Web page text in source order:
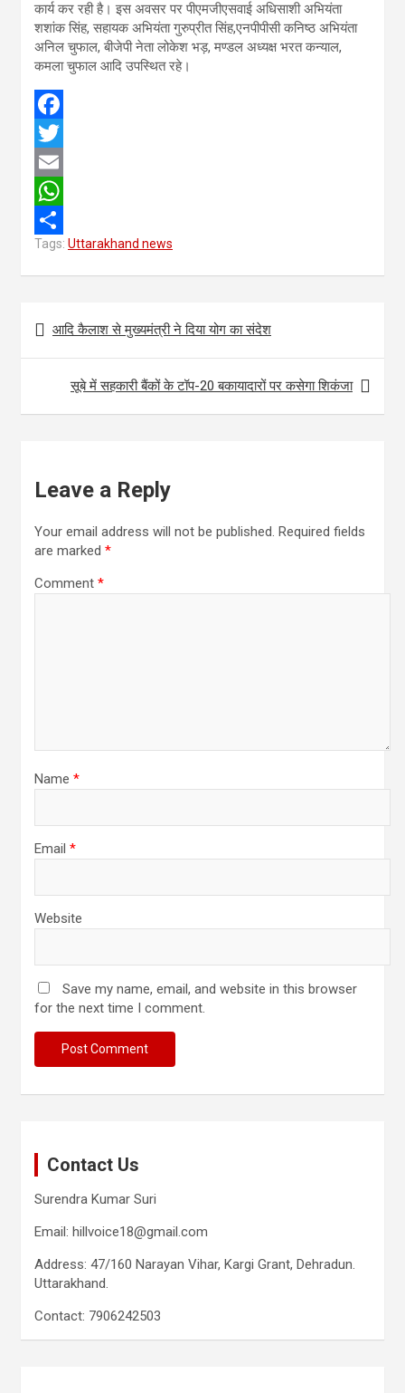
कार्य कर रही है। इस अवसर पर पीएमजीएसवाई अधिसाशी अभियंता
शशांक सिंह, सहायक अभियंता गुरुप्रीत सिंह,एनपीपीसी कनिष्ठ अभियंता
अनिल चुफाल, बीजेपी नेता लोकेश भड़, मण्डल अध्यक्ष भरत कन्याल,
कमला चुफाल आदि उपस्थित रहे।
F
a
c
e
b
o
k
T
w
t
t
r
E
m
a
i
W
h
a
s
S
h
r
Tags: Uttarakhand news
Post
navigation
आदि कैलाश से मुख्यमंत्री ने दिया योग का संदेश
सूबे में सहकारी बैंकों के टॉप-20 बकायादारों पर कसेगा शिकंजा
Leave a Reply
Your email address will not be published. Required fields
are marked *
Comment *
Name *
Email *
Website
Save my name, email, and website in this browser
for the next time I comment.
Contact Us
Surendra Kumar Suri
Email: hillvoice18@gmail.com
Address: 47/160 Narayan Vihar, Kargi Grant, Dehradun.
Uttarakhand.
Contact: 7906242503